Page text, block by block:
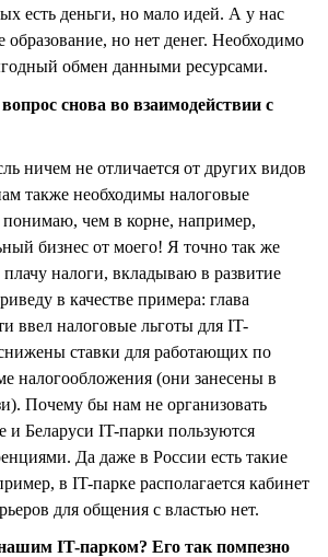
есть деньги, но мало идей. А у нас
образование, но нет денег. Необходимо
обмен данными ресурсами.
снова во взаимодействии с
ничем не отличается от других видов
также необходимы налоговые
чем в корне, например,
бизнес от моего! Я точно так же
налоги, вкладываю в развитие
в качестве примера: глава
ввел налоговые льготы для IT-
ставки для работающих по
налогообложения (они занесены в
Почему бы нам не организовать
и Беларуси IT-парки пользуются
Да даже в России есть такие
в IT-парке располагается кабинет
для общения с властью нет.
IT-парком? Его так помпезно